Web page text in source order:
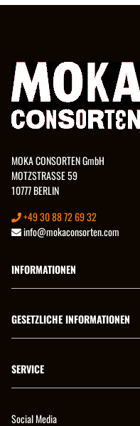
MOKA CONSORTEN GmbH
MOTZSTRASSE 59
10777 BERLIN
+49 30 88 72 69 32
info@mokaconsorten.com
INFORMATIONEN
GESETZLICHE INFORMATIONEN
SERVICE
Social Media